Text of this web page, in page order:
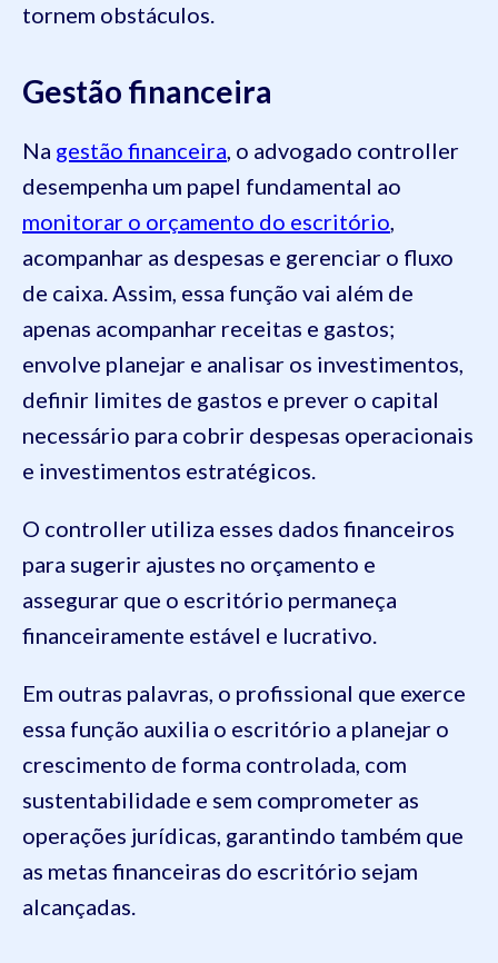
tornem obstáculos.
Gestão financeira
Na gestão financeira, o advogado controller
desempenha um papel fundamental ao
monitorar o orçamento do escritório,
acompanhar as despesas e gerenciar o fluxo
de caixa. Assim, essa função vai além de
apenas acompanhar receitas e gastos;
envolve planejar e analisar os investimentos,
definir limites de gastos e prever o capital
necessário para cobrir despesas operacionais
e investimentos estratégicos.
O controller utiliza esses dados financeiros
para sugerir ajustes no orçamento e
assegurar que o escritório permaneça
financeiramente estável e lucrativo.
Em outras palavras, o profissional que exerce
essa função auxilia o escritório a planejar o
crescimento de forma controlada, com
sustentabilidade e sem comprometer as
operações jurídicas, garantindo também que
as metas financeiras do escritório sejam
alcançadas.